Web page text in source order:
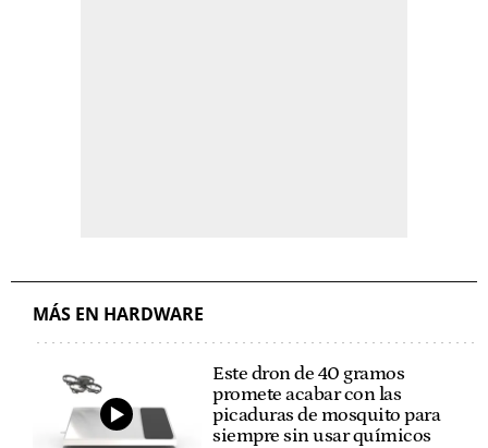
MÁS EN HARDWARE
Este dron de 40 gramos
promete acabar con las
picaduras de mosquito para
siempre sin usar químicos